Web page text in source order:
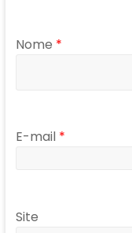
Nome *
E-mail *
Site